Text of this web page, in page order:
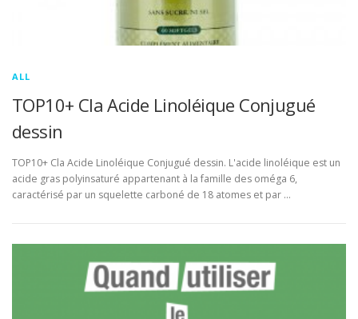
ALL
TOP10+ Cla Acide Linoléique Conjugué
dessin
TOP10+ Cla Acide Linoléique Conjugué dessin. L'acide linoléique est un
acide gras polyinsaturé appartenant à la famille des oméga 6,
caractérisé par un squelette carboné de 18 atomes et par …